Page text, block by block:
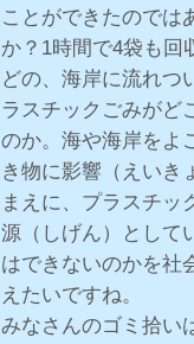
ことができたのでは
か？1時間で4袋も回
どの、海岸に流れつ
ラスチックごみがど
のか。海や海岸をよ
き物に影響（えいき
まえに、プラスチッ
源（しげん）として
はできないのかを社
えたいですね。
みなさんのゴミ拾い